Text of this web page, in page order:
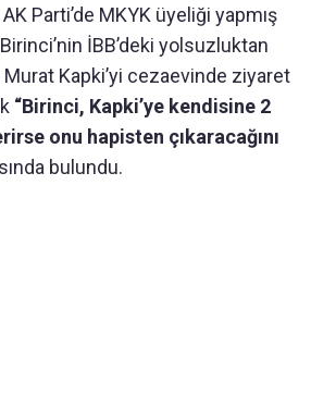
Parti’de MKYK üyeliği yapmış
İBB’deki yolsuzluktan
Kapki’yi cezaevinde ziyaret
“Birinci, Kapki’ye kendisine 2
onu hapisten çıkaracağını
bulundu.